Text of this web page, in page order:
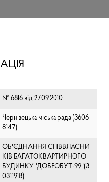
№ 6816 від 27.09.2010
Чернівецька міська рада (⁨3606
8147⁩)
ОБ'ЄДНАННЯ СПІВВЛАСНИ
КІВ БАГАТОКВАРТИРНОГО
БУДИНКУ "ДОБРОБУТ-99"(3
0311918)